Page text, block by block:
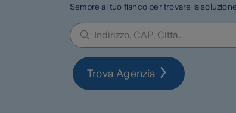
Sempre al tuo fianco per trovare la
Trova Agenzia